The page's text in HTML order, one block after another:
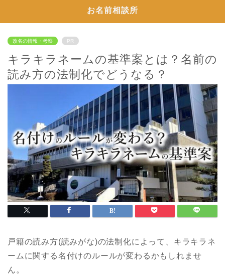
お名前相談所
改名の情報・考察 PR
キラキラネームの基準案とは？名前の
読み方の法制化でどうなる？
戸籍の読み方(読みがな)の法制化によって、キラキラネ
ームに関する名付けのルールが変わるかもしれませ
ん。